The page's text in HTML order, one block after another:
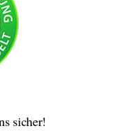
sicher!